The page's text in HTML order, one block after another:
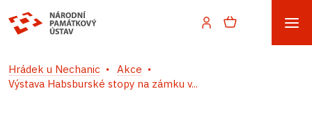
Hrádek u Nechanic
Akce
Výstava Habsburské stopy na zámku v...